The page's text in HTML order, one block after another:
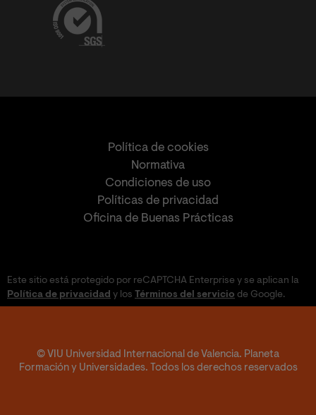
Política de cookies
Normativa
Condiciones de uso
Políticas de privacidad
Oficina de Buenas Prácticas
Este sitio está protegido por reCAPTCHA Enterprise y se aplican la
Política de privacidad y los Términos del servicio de Google.
© VIU Universidad Internacional de Valencia. Planeta
Formación y Universidades. Todos los derechos reservados